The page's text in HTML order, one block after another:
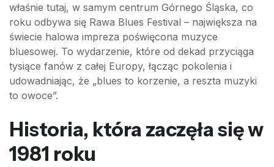
właśnie tutaj, w samym centrum Górnego Śląska, co
roku odbywa się Rawa Blues Festival – największa na
świecie halowa impreza poświęcona muzyce
bluesowej. To wydarzenie, które od dekad przyciąga
tysiące fanów z całej Europy, łącząc pokolenia i
udowadniając, że „blues to korzenie, a reszta muzyki
to owoce”.
Historia, która zaczęła się w
1981 roku